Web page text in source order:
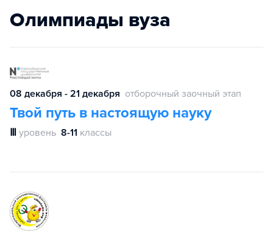
Олимпиады вуза
08 декабря - 21 декабря отборочный заочный этап
Твой путь в настоящую науку
Ⅲ уровень 8-11 классы